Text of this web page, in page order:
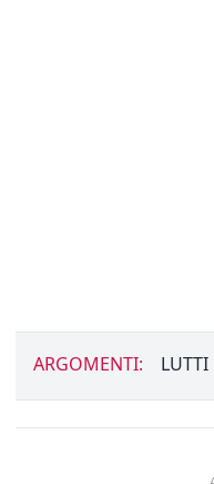
ARGOMENTI: LUTTI